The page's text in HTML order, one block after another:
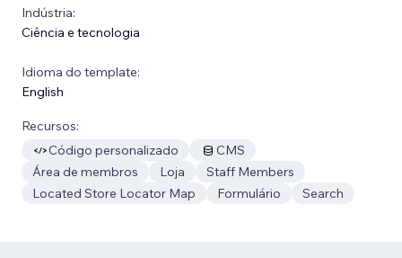
Indústria:
Ciência e tecnologia
Idioma do template:
English
Recursos:
Código personalizado
CMS
Área de membros
Loja
Staff Members
Located Store Locator Map
Formulário Search